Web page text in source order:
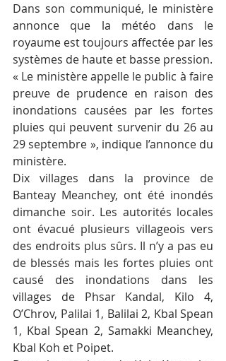
Dans son communiqué, le ministère
annonce que la météo dans le
royaume est toujours affectée par les
systèmes de haute et basse pression.
« Le ministère appelle le public à faire
preuve de prudence en raison des
inondations causées par les fortes
pluies qui peuvent survenir du 26 au
29 septembre », indique l’annonce du
ministère.
Dix villages dans la province de
Banteay Meanchey, ont été inondés
dimanche soir. Les autorités locales
ont évacué plusieurs villageois vers
des endroits plus sûrs. Il n’y a pas eu
de blessés mais les fortes pluies ont
causé des inondations dans les
villages de Phsar Kandal, Kilo 4,
O’Chrov, Palilai 1, Balilai 2, Kbal Spean
1, Kbal Spean 2, Samakki Meanchey,
Kbal Koh et Poipet.